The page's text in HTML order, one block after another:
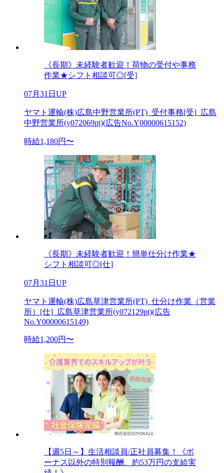
《長期》未経験者歓迎！荷物の受付や事務
作業★シフト相談可◎[受]
07月31日UP
ヤマト運輸(株)広島中野営業所(PT)_受付事務[受]_広島
中野営業所(y072069pt)(広告No.Y00000615152)
時給1,180円〜
《長期》未経験者歓迎！簡単仕分け作業★
シフト相談可◎[仕]
07月31日UP
ヤマト運輸(株)広島草津営業所(PT)_仕分け作業（営業
所）[仕]_広島草津営業所(y072129pt)(広告
No.Y00000615149)
時給1,200円〜
【週5日～】生活相談員/正社員募集！《ボ
ーナス以外の特別報酬、約53万円の支給実